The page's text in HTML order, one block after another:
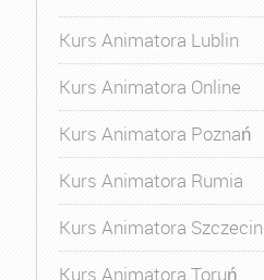
Kurs Animatora Lublin
Kurs Animatora Online
Kurs Animatora Poznań
Kurs Animatora Rumia
Kurs Animatora Szczecin
Kurs Animatora Toruń